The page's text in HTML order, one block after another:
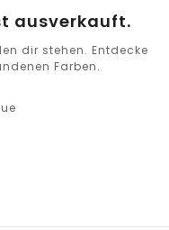
ausverkauft.
dir stehen. Entdecke
Farben.